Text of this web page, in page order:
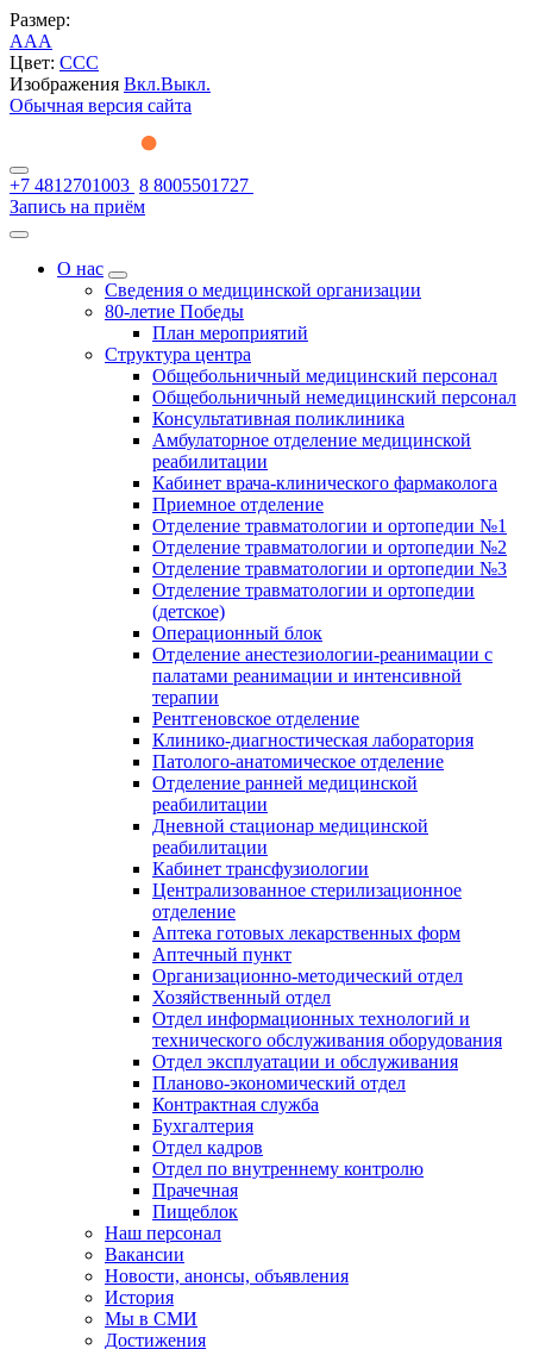
Размер:
AAA
Цвет: CCC
Изображения Вкл.Выкл.
Обычная версия сайта
+7 4812701003 8 8005501727
Запись на приём
О нас
Сведения о медицинской организации
80-летие Победы
План мероприятий
Структура центра
Общебольничный медицинский персонал
Общебольничный немедицинский персонал
Консультативная поликлиника
Амбулаторное отделение медицинской
реабилитации
Кабинет врача-клинического фармаколога
Приемное отделение
Отделение травматологии и ортопедии №1
Отделение травматологии и ортопедии №2
Отделение травматологии и ортопедии №3
Отделение травматологии и ортопедии
(детское)
Операционный блок
Отделение анестезиологии-реанимации с
палатами реанимации и интенсивной
терапии
Рентгеновское отделение
Клинико-диагностическая лаборатория
Патолого-анатомическое отделение
Отделение ранней медицинской
реабилитации
Дневной стационар медицинской
реабилитации
Кабинет трансфузиологии
Централизованное стерилизационное
отделение
Аптека готовых лекарственных форм
Аптечный пункт
Организационно-методический отдел
Хозяйственный отдел
Отдел информационных технологий и
технического обслуживания оборудования
Отдел эксплуатации и обслуживания
Планово-экономический отдел
Контрактная служба
Бухгалтерия
Отдел кадров
Отдел по внутреннему контролю
Прачечная
Пищеблок
Наш персонал
Вакансии
Новости, анонсы, объявления
История
Мы в СМИ
Достижения